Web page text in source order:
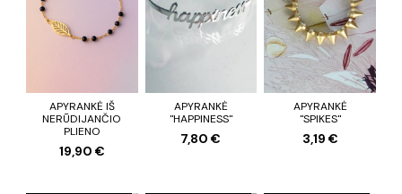
APYRANKĖ IŠ
NERŪDIJANČIO
PLIENO
19,90 €
APYRANKĖ
"HAPPINESS"
7,80 €
APYRANKĖ
"SPIKES"
3,19 €